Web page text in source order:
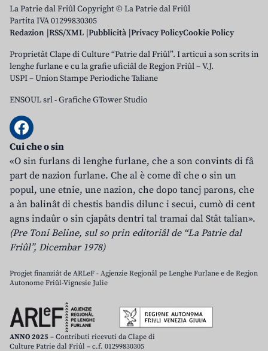
La Patrie dal Friûl Copyright © La Patrie dal Friûl
Partita IVA 01299830305
Redazion RSS/XML Pubblicità Privacy PolicyCookie Policy
Proprietât Clape di Culture “Patrie dal Friûl”. I articui a son scrits in
lenghe furlane e cu la grafie uficiâl de Regjon Friûl – V.J.
USPI – Union Stampe Periodiche Taliane
ENSOUL srl-Grafiche GTower Studio
Cui che o sin
«O sin furlans di lenghe furlane, che a son convints di fâ
part de nazion furlane. Che al è come dî che o sin un
popul, une etnie, une nazion, che dopo tancj parons, che
a àn balinât di chestis bandis dilunc i secui, cumò di cent
agns indaûr o sin cjapâts dentri tal tramai dal Stât talian».
(Pre Toni Beline, sul so prin editoriâl de “La Patrie dal
Friûl”, Dicembar 1978)
Progjet finanziât de ARLeF - Agjenzie Regjonâl pe Lenghe Furlane e de Regjon
Autonome Friûl-Vignesie Julie
ANNO 2025 – Contributi ricevuti da Clape di
Culture Patrie dal Friûl – c.f. 01299830305